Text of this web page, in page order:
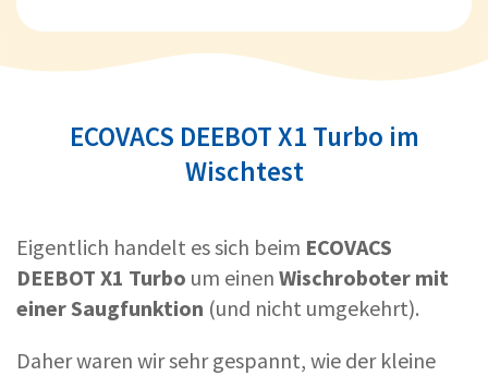
ECOVACS DEEBOT X1 Turbo im
Wischtest
Eigentlich handelt es sich beim ECOVACS
DEEBOT X1 Turbo um einen Wischroboter mit
einer Saugfunktion (und nicht umgekehrt).
Daher waren wir sehr gespannt, wie der kleine